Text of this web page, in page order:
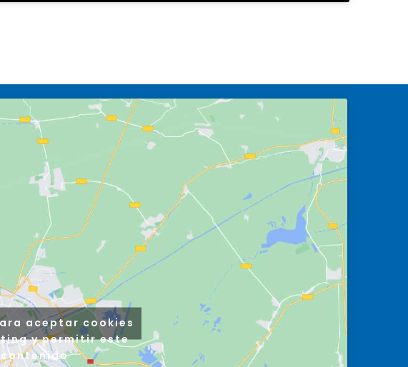
aceptar cookies
y permitir este
contenido